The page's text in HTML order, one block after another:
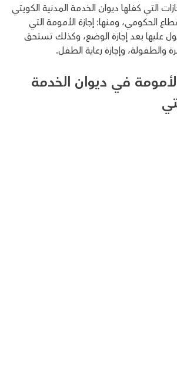
التي كفلها ديوان الخدمة المدنية الكويتي
الحكومي، ومنها: إجازة الأمومة التي
عليها بعد إجازة الوضع، وكذلك تستحق
والطفولة، وإجازة رعاية الطفل.
في ديوان الخدمة